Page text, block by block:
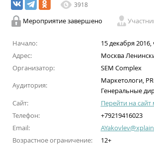
3918
Мероприятие завершено
Начало:
15 декабря 2016,
Адрес:
Москва
Организатор:
SEM Complex
Аудитория:
Маркетологи,
Генеральные
Сайт:
Перейти на
Телефон:
+79219416023
Email:
Возрастное ограничение:
12+